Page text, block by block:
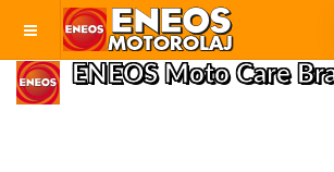
ENEOS Moto Care